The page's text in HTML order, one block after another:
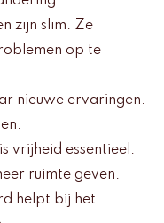
zijn slim. Ze
op te
nieuwe ervaringen.
vrijheid essentieel.
ruimte geven.
helpt bij het